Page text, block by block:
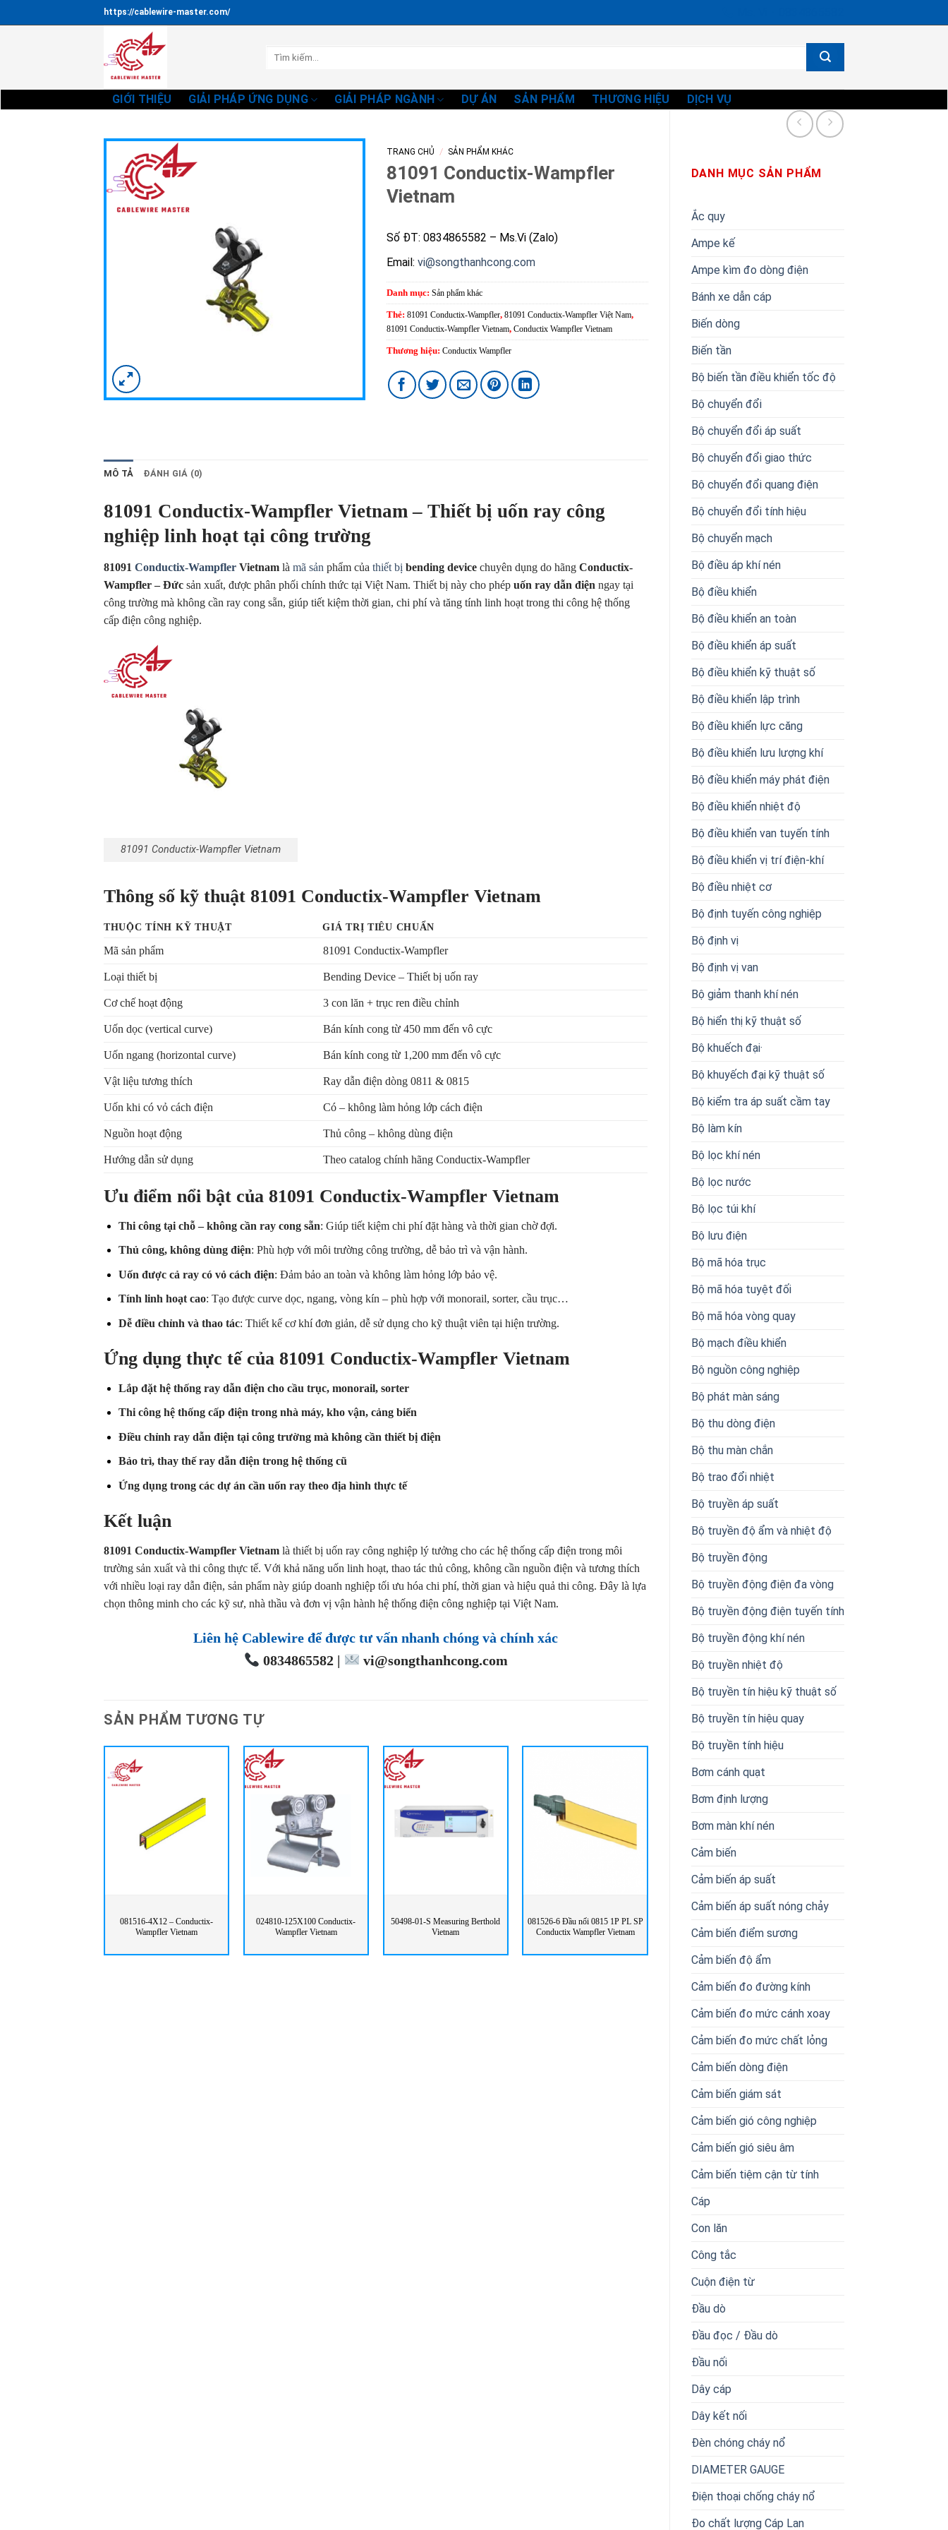
qua
https://cablewire-master.com/
GIỚI THIỆU GIẢI PHÁP ỨNG DỤNG GIẢI PHÁP NGÀNH DỰ ÁN SẢN PHẨM THƯƠNG HIỆU DỊCH VỤ
DANH MỤC SẢN PHẨM
Ắc quy
Ampe kế
Ampe kìm đo dòng điện
Bánh xe dẫn cáp
Biến dòng
Biến tần
Bộ biến tần điều khiển tốc độ
Bộ chuyển đổi
Bộ chuyển đổi áp suất
Bộ chuyển đổi giao thức
Bộ chuyển đổi quang điện
Bộ chuyển đổi tính hiệu
Bộ chuyển mạch
Bộ điều áp khí nén
Bộ điều khiển
Bộ điều khiển an toàn
Bộ điều khiển áp suất
Bộ điều khiển kỹ thuật số
Bộ điều khiển lập trình
Bộ điều khiển lực căng
Bộ điều khiển lưu lượng khí
Bộ điều khiển máy phát điện
Bộ điều khiển nhiệt độ
Bộ điều khiển van tuyến tính
Bộ điều khiển vị trí điện-khí
Bộ điều nhiệt cơ
Bộ định tuyến công nghiệp
Bộ định vị
Bộ định vị van
Bộ giảm thanh khí nén
Bộ hiển thị kỹ thuật số
Bộ khuếch đại·
Bộ khuyếch đại kỹ thuật số
Bộ kiểm tra áp suất cầm tay
Bộ làm kín
Bộ lọc khí nén
Bộ lọc nước
Bộ lọc túi khí
Bộ lưu điện
Bộ mã hóa trục
Bộ mã hóa tuyệt đối
Bộ mã hóa vòng quay
Bộ mạch điều khiển
Bộ nguồn công nghiệp
Bộ phát màn sáng
Bộ thu dòng điện
Bộ thu màn chắn
Bộ trao đổi nhiệt
Bộ truyền áp suất
Bộ truyền độ ẩm và nhiệt độ
Bộ truyền động
Bộ truyền động điện đa vòng
Bộ truyền động điện tuyến tính
Bộ truyền động khí nén
Bộ truyền nhiệt độ
Bộ truyền tín hiệu kỹ thuật số
Bộ truyền tín hiệu quay
Bộ truyền tính hiệu
Bơm cánh quạt
Bơm định lượng
Bơm màn khí nén
Cảm biến
Cảm biến áp suất
Cảm biến áp suất nóng chảy
Cảm biến điểm sương
Cảm biến độ ẩm
Cảm biến đo đường kính
Cảm biến đo mức cánh xoay
Cảm biến đo mức chất lỏng
Cảm biến dòng điện
Cảm biến giám sát
Cảm biến gió công nghiệp
Cảm biến gió siêu âm
Cảm biến tiệm cận từ tính
Cáp
Con lăn
Công tắc
Cuộn điện từ
Đầu dò
Đầu đọc / Đầu dò
Đầu nối
Dây cáp
Dây kết nối
Đèn chóng cháy nổ
DIAMETER GAUGE
Điện thoại chống cháy nổ
Đo chất lượng Cáp Lan
TRANG CHỦ / SẢN PHẨM KHÁC
81091 Conductix-Wampfler
Vietnam
Số ĐT: 0834865582 – Ms.Vi (Zalo)
Email: vi@songthanhcong.com
Danh mục: Sản phẩm khác
Thẻ: 81091 Conductix-Wampfler, 81091 Conductix-Wampfler Việt Nam,
81091 Conductix-Wampfler Vietnam, Conductix Wampfler Vietnam
Thương hiệu: Conductix Wampfler
MÔ TẢ ĐÁNH GIÁ (0)
81091 Conductix-Wampfler Vietnam – Thiết bị uốn ray công
nghiệp linh hoạt tại công trường
81091 Conductix-Wampfler Vietnam là mã sản phẩm của thiết bị bending device chuyên dụng do hãng Conductix-
Wampfler – Đức sản xuất, được phân phối chính thức tại Việt Nam. Thiết bị này cho phép uốn ray dẫn điện ngay tại
công trường mà không cần ray cong sẵn, giúp tiết kiệm thời gian, chi phí và tăng tính linh hoạt trong thi công hệ thống
cấp điện công nghiệp.
81091 Conductix-Wampfler Vietnam
Thông số kỹ thuật 81091 Conductix-Wampfler Vietnam
THUỘC TÍNH KỸ THUẬT GIÁ TRỊ TIÊU CHUẨN
Mã sản phẩm 81091 Conductix-Wampfler
Loại thiết bị Bending Device – Thiết bị uốn ray
Cơ chế hoạt động 3 con lăn + trục ren điều chỉnh
Uốn dọc (vertical curve) Bán kính cong từ 450 mm đến vô cực
Uốn ngang (horizontal curve) Bán kính cong từ 1,200 mm đến vô cực
Vật liệu tương thích Ray dẫn điện dòng 0811 & 0815
Uốn khi có vỏ cách điện Có – không làm hỏng lớp cách điện
Nguồn hoạt động Thủ công – không dùng điện
Hướng dẫn sử dụng Theo catalog chính hãng Conductix-Wampfler
Ưu điểm nổi bật của 81091 Conductix-Wampfler Vietnam
Thi công tại chỗ – không cần ray cong sẵn: Giúp tiết kiệm chi phí đặt hàng và thời gian chờ đợi.
Thủ công, không dùng điện: Phù hợp với môi trường công trường, dễ bảo trì và vận hành.
Uốn được cả ray có vỏ cách điện: Đảm bảo an toàn và không làm hỏng lớp bảo vệ.
Tính linh hoạt cao: Tạo được curve dọc, ngang, vòng kín – phù hợp với monorail, sorter, cầu trục…
Dễ điều chỉnh và thao tác: Thiết kế cơ khí đơn giản, dễ sử dụng cho kỹ thuật viên tại hiện trường.
Ứng dụng thực tế của 81091 Conductix-Wampfler Vietnam
Lắp đặt hệ thống ray dẫn điện cho cầu trục, monorail, sorter
Thi công hệ thống cấp điện trong nhà máy, kho vận, cảng biển
Điều chỉnh ray dẫn điện tại công trường mà không cần thiết bị điện
Bảo trì, thay thế ray dẫn điện trong hệ thống cũ
Ứng dụng trong các dự án cần uốn ray theo địa hình thực tế
Kết luận
81091 Conductix-Wampfler Vietnam là thiết bị uốn ray công nghiệp lý tưởng cho các hệ thống cấp điện trong môi
trường sản xuất và thi công thực tế. Với khả năng uốn linh hoạt, thao tác thủ công, không cần nguồn điện và tương thích
với nhiều loại ray dẫn điện, sản phẩm này giúp doanh nghiệp tối ưu hóa chi phí, thời gian và hiệu quả thi công. Đây là lựa
chọn thông minh cho các kỹ sư, nhà thầu và đơn vị vận hành hệ thống điện công nghiệp tại Việt Nam.
Liên hệ Cablewire để được tư vấn nhanh chóng và chính xác
0834865582 |
vi@songthanhcong.com
SẢN PHẨM TƯƠNG TỰ
081516-4X12 – Conductix-
Wampfler Vietnam
024810-125X100 Conductix-
Wampfler Vietnam
50498-01-S Measuring Berthold
Vietnam
081526-6 Đầu nối 0815 1P PL SP
Conductix Wampfler Vietnam